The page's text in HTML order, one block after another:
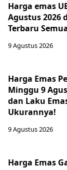
Harga emas
Agustus 2026
Terbaru
9 Agustus 2026
Harga Emas
Minggu 9
dan Laku
Ukurannya!
9 Agustus 2026
Harga Emas